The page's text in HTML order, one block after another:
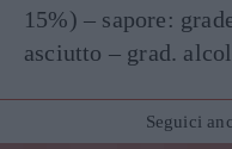
15%) – sapore:
asciutto – grad.
Seguici